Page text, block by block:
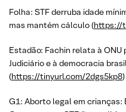
Folha: STF derruba idade
mas mantém cálculo (https://
Estadão: Fachin relata à
Judiciário e à democracia
(https://tinyurl.com/2dgs5kp8)
G1: Aborto legal em